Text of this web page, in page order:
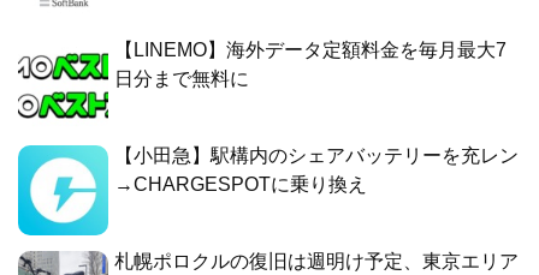
【LINEMO】海外データ定額料金を毎月最大7
日分まで無料に
【小田急】駅構内のシェアバッテリーを充レン
→CHARGESPOTに乗り換え
札幌ポロクルの復旧は週明け予定、東京エリア